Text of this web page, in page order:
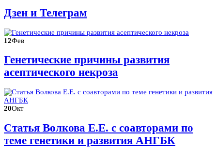
Дзен и Телеграм
12Фев
Генетические причины развития
асептического некроза
20Окт
Статья Волкова Е.Е. с соавторами по
теме генетики и развития АНГБК